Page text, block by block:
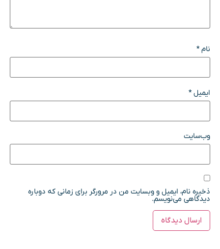
نام*
ایمیل*
وب‌سایت
ذخیره نام، ایمیل و وبسایت من در مرورگر برای زمانی که دوباره
دیدگاهی می‌نویسم.